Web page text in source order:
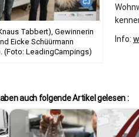
Tabbert), Gewinnerin
Eicke Schüürmann
(Foto: LeadingCampings)
Info:
auch folgende Artikel gelesen :